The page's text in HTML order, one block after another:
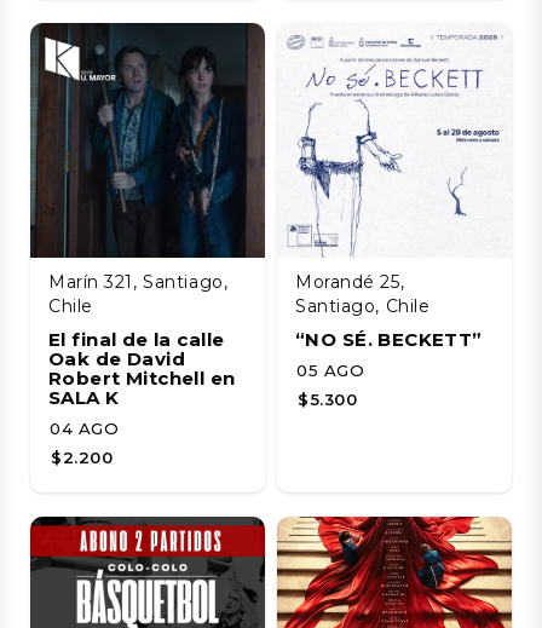
Marín 321, Santiago,
Chile
El final de la calle
Oak de David
Robert Mitchell en
SALA K
04 AGO
$2.200
Morandé 25,
Santiago, Chile
“NO SÉ. BECKETT”
05 AGO
$5.300